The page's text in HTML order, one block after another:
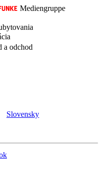
Mediengruppe
a odchod
Slovensky